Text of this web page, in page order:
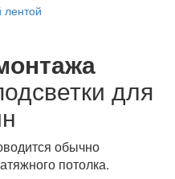
для
обычно
потолка.